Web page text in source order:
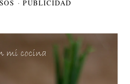
·PUBLICIDAD